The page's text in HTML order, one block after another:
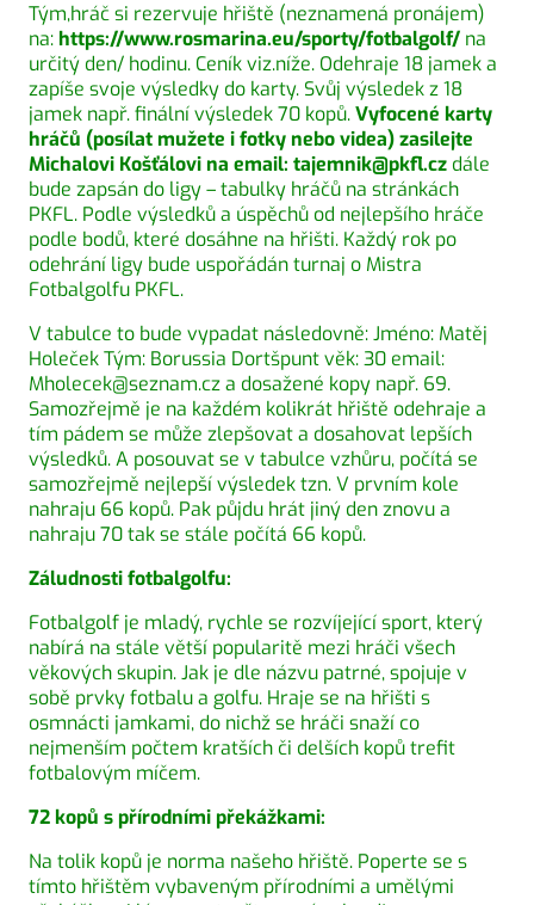
Tým,hráč si rezervuje hřiště (neznamená pronájem)
na:https://www.rosmarina.eu/sporty/fotbalgolf/ na
určitý den/ hodinu. Ceník viz.níže. Odehraje 18 jamek a
zapíše svoje výsledky do karty. Svůj výsledek z 18
jamek např. finální výsledek 70 kopů.Vyfocené karty
hráčů (posílat mužete i fotky nebo videa) zasilejte
Michalovi Košťálovi na email: tajemnik@pkfl.cz dále
bude zapsán do ligy – tabulky hráčů na stránkách
PKFL. Podle výsledků a úspěchů od nejlepšího hráče
podle bodů, které dosáhne na hřišti. Každý rok po
odehrání ligy bude uspořádán turnaj o Mistra
Fotbalgolfu PKFL.
V tabulce to bude vypadat následovně: Jméno: Matěj
Holeček Tým: Borussia Dortšpunt věk: 30 email:
Mholecek@seznam.cz a dosažené kopy např. 69.
Samozřejmě je na každém kolikrát hřiště odehraje a
tím pádem se může zlepšovat a dosahovat lepších
výsledků. A posouvat se v tabulce vzhůru, počítá se
samozřejmě nejlepší výsledek tzn. V prvním kole
nahraju 66 kopů. Pak půjdu hrát jiný den znovu a
nahraju 70 tak se stále počítá 66 kopů.
Záludnosti fotbalgolfu:
Fotbalgolf je mladý, rychle se rozvíjející sport, který
nabírá na stále větší popularitě mezi hráči všech
věkových skupin. Jak je dle názvu patrné, spojuje v
sobě prvky fotbalu a golfu. Hraje se na hřišti s
osmnácti jamkami, do nichž se hráči snaží co
nejmenším počtem kratších či delších kopů trefit
fotbalovým míčem.
72 kopů s přírodními překážkami:
Na tolik kopů je norma našeho hřiště. Poperte se s
tímto hřištěm vybaveným přírodními a umělými